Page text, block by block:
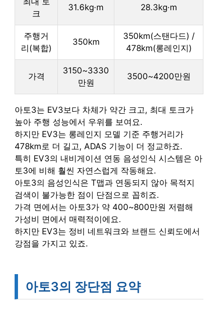
크
31.6kg·m 28.3kg·m
주행거
리(복합)
350km
350km(스탠다드) /
478km(롱레인지)
가격
3150~3330
만원
3500~4200만원
아토3는 EV3보다 차체가 약간 크고, 최대 토크가
높아 주행 성능에서 우위를 보여요.
하지만 EV3는 롱레인지 모델 기준 주행거리가
478km로 더 길고, ADAS 기능이 더 정교하죠.
특히 EV3의 내비게이션 연동 음성인식 시스템은 아
토3에 비해 훨씬 자연스럽게 작동해요.
아토3의 음성인식은 T맵과 연동되지 않아 목적지
검색이 불가능한 점이 단점으로 꼽히죠.
가격 면에서는 아토3가 약 400~800만원 저렴해
가성비 면에서 매력적이에요.
하지만 EV3는 정비 네트워크와 브랜드 신뢰도에서
강점을 가지고 있죠.
아토3의 장단점 요약